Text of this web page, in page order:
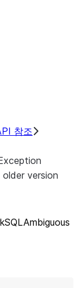
참조
version